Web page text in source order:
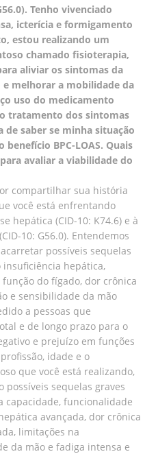
Tenho vivenciado
icterícia e formigamento
estou realizando um
chamado fisioterapia,
aliviar os sintomas da
melhorar a mobilidade da
uso do medicamento
tratamento dos sintomas
de saber se minha situação
BPC-LOAS. Quais
avaliar a viabilidade do
compartilhar sua história
você está enfrentando
hepática (CID-10: K74.6) e à
10: G56.0). Entendemos
possíveis sequelas
insuficiência hepática,
do fígado, dor crônica
e sensibilidade da mão
a pessoas que
e de longo prazo para o
e prejuízo em funções
idade e o
que você está realizando,
sequelas graves
funcionalidade
avançada, dor crônica
limitações na
da mão e fadiga intensa e